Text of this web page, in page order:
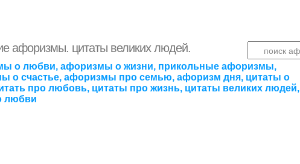
афоризмы. цитаты великих людей.
о любви, афоризмы о жизни, прикольные афоризмы,
о счастье, афоризмы про семью, афоризм дня, цитаты о
про любовь, цитаты про жизнь, цитаты великих людей,
любви